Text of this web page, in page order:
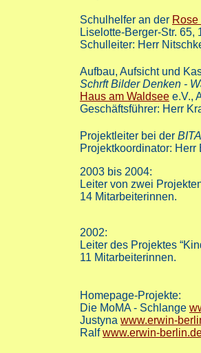
Schulhelfer an der
Liselotte-Berger-Str. 65,
Schulleiter: Herr
Aufbau, Aufsicht und
Schrft Bilder Denken -
Haus am Waldsee e.V.,
Geschäftsführer: Herr
Projektleiter bei der
Projektkoordinator: Herr
2003 bis 2004:
Leiter von zwei
14 Mitarbeiterinnen.
2002:
Leiter des Projektes
11 Mitarbeiterinnen.
Homepage-Projekte:
Die MoMA - Schlange
Justyna www.erwin-
Ralfwww.erwin-